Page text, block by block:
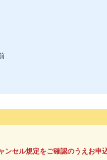
セル規定をご確認のうえお申